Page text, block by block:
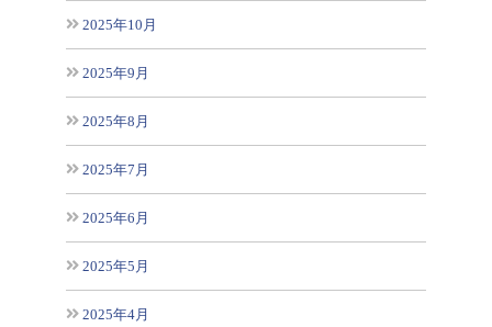
2025年10月
2025年9月
2025年8月
2025年7月
2025年6月
2025年5月
2025年4月